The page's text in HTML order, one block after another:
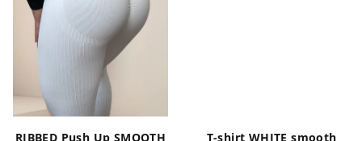
RIBBED Push Up SMOOTH T-shirt WHITE smooth